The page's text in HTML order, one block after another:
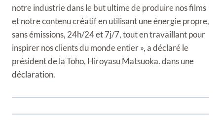
notre industrie dans le but ultime de produire nos films
et notre contenu créatif en utilisant une énergie propre,
sans émissions, 24h/24 et 7j/7, tout en travaillant pour
inspirer nos clients du monde entier », a déclaré le
président de la Toho, Hiroyasu Matsuoka. dans une
déclaration.